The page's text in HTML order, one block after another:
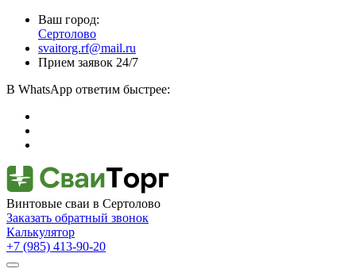
Ваш город:
Сертолово
svaitorg.rf@mail.ru
Прием заявок 24/7
В WhatsApp ответим быстрее:
Винтовые сваи в Сертолово
Заказать обратный звонок
Калькулятор
+7 (985) 413-90-20